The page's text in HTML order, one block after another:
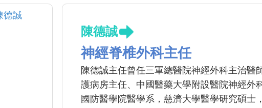
陳德誠
神經脊椎外科主任
陳德誠主任曾任三軍總醫院神經外科主治醫
護病房主任、中國醫藥大學附設醫院神經外
國防醫學院醫學系，慈濟大學醫學研究碩士